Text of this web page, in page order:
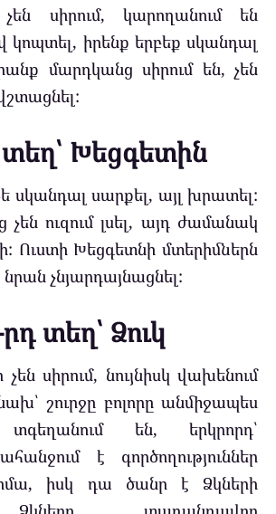
սիրում, կարողանում են
կոպտել, իրենք երբեք սկանդալ
մարդկանց սիրում են, չեն
Խեցգետին
սկանդալ սարքել, այլ խրատել:
չեն ուզում լսել, այդ ժամանակ
Ուստի Խեցգետնի մտերիմներն
չնյարդայնացնել:
տեղ՝ Ձուկ
սիրում, նույնիսկ վախենում
շուրջը բոլորը անմիջապես
են, երկրորդ՝
է գործողություններ
իսկ դա ծանր է Ձկների